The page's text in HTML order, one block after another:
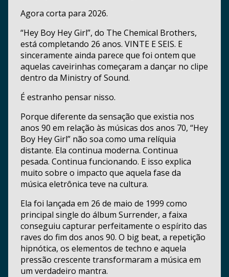
Agora corta para 2026.
“Hey Boy Hey Girl”, do The Chemical Brothers,
está completando 26 anos. VINTE E SEIS. E
sinceramente ainda parece que foi ontem que
aquelas caveirinhas começaram a dançar no clipe
dentro da Ministry of Sound.
É estranho pensar nisso.
Porque diferente da sensação que existia nos
anos 90 em relação às músicas dos anos 70, “Hey
Boy Hey Girl” não soa como uma relíquia
distante. Ela continua moderna. Continua
pesada. Continua funcionando. E isso explica
muito sobre o impacto que aquela fase da
música eletrônica teve na cultura.
Ela foi lançada em 26 de maio de 1999 como
principal single do álbum Surrender, a faixa
conseguiu capturar perfeitamente o espírito das
raves do fim dos anos 90. O big beat, a repetição
hipnótica, os elementos de techno e aquela
pressão crescente transformaram a música em
um verdadeiro mantra.